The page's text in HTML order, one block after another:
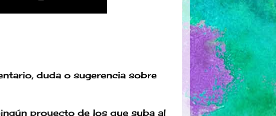
duda o sugerencia sobre
proyecto de los que suba al